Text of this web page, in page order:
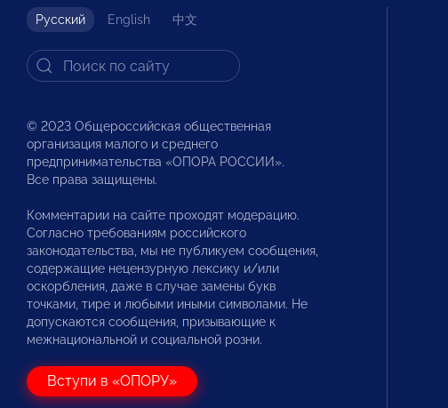
Русский English 中文
© 2023 Общероссийская общественная
организация малого и среднего
предпринимательства «ОПОРА РОССИИ».
Все права защищены.
Комментарии на сайте проходят модерацию.
Согласно требованиям российского
законодательства, мы не публикуем сообщения,
содержащие нецензурную лексику и/или
оскорбления, даже в случае замены букв
точками, тире и любыми иными символами. Не
допускаются сообщения, призывающие к
межнациональной и социальной розни.
Вступи в «ОПОРУ»